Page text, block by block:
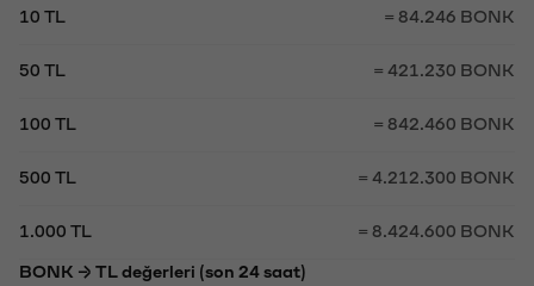
10 TL = 84.246 BONK
50 TL = 421.230 BONK
100 TL = 842.460 BONK
500 TL = 4.212.300 BONK
1.000 TL = 8.424.600 BONK
BONK → TL değerleri (son 24 saat)